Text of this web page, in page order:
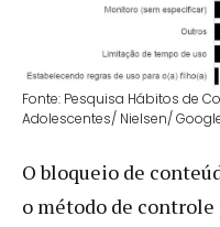
Fonte: Pesquisa Hábitos de
Adolescentes/ Nielsen/
O bloqueio de
o método de